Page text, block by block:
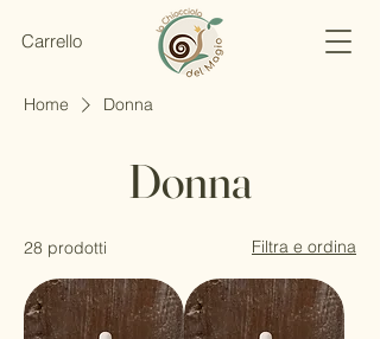
Carrello
Home Donna
Donna
28 prodotti Filtra e ordina